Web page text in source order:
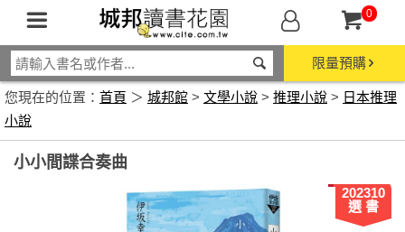
0
限量預購
您現在的位置： 首頁 ＞ 城邦館 > 文學小說 > 推理小說 > 日本推理
小說
小小間諜合奏曲
202310
選 書